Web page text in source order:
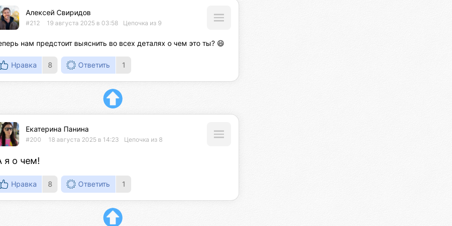
Алексей Свиридов
#212 19 августа 2025 в 03:58 Цепочка из 9
нам предстоит выяснить во всех деталях о чем это ты? 😄
Нравка 8 Ответить 1
Екатерина Панина
#200 18 августа 2025 в 14:23 Цепочка из 8
я о чем!
Нравка 8 Ответить 1